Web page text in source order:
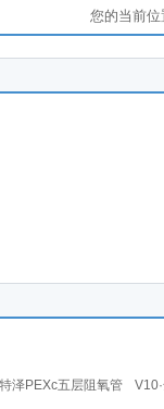
您的当前位
泽PEXc五层阻氧管